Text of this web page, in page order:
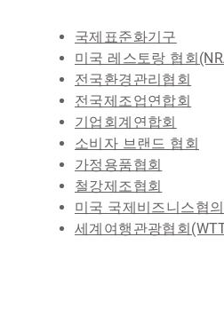
국제표준화기구
미국 레스토랑 협회
전국환경관리협회
전국제조업연합회
기업회계연합회
소비자 브랜드 협회
가정용품협회
철강제조협회
미국 국제비즈니스협
세계여행관광협회